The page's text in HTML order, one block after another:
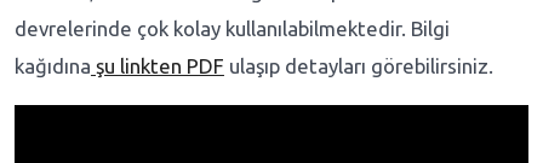
devrelerinde çok kolay kullanılabilmektedir. Bilgi
kağıdına şu linkten PDF ulaşıp detayları görebilirsiniz.